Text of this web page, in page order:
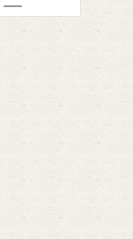
хоккейной лиги — ...